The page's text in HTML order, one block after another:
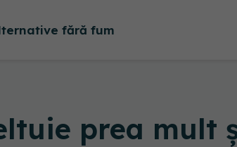
fără fum
prea mult